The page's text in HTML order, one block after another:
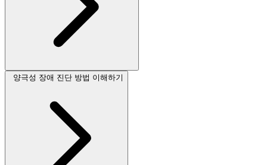
양극성 장애 진단 방법 이해하기